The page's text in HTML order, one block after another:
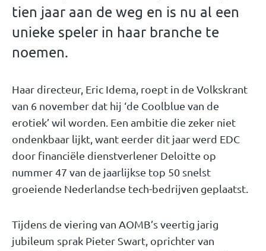
tien jaar aan de weg en is nu al een
unieke speler in haar branche te
noemen.
Haar directeur, Eric Idema, roept in de Volkskrant
van 6 november dat hij ‘de Coolblue van de
erotiek’ wil worden. Een ambitie die zeker niet
ondenkbaar lijkt, want eerder dit jaar werd EDC
door financiële dienstverlener Deloitte op
nummer 47 van de jaarlijkse top 50 snelst
groeiende Nederlandse tech-bedrijven geplaatst.
Tijdens de viering van AOMB’s veertig jarig
jubileum sprak Pieter Swart, oprichter van